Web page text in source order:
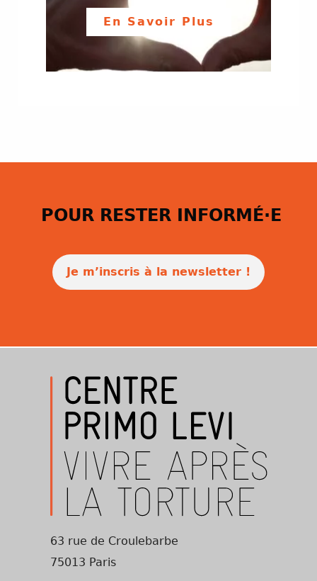
En Savoir Plus
POUR RESTER INFORMÉ·E
Je m’inscris à la newsletter !
63 rue de Croulebarbe
75013 Paris